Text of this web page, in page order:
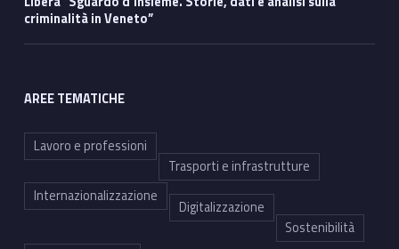
criminalità in Veneto”
AREE TEMATICHE
Lavoro e professioni
Trasporti e infrastrutture
Internazionalizzazione
Digitalizzazione
Sostenibilità